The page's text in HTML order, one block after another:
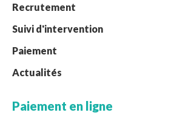
Recrutement
Suivi d'intervention
Paiement
Actualités
Paiement en ligne